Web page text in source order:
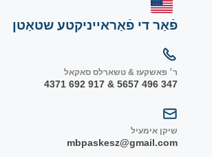
פֿאַר די פֿאַראייניקטע שטאַטן
ר׳ פאשקעז & טשארלס סאקאל
347 496 5657 & 917 692 4371
שיקן אימעיל
mbpaskesz@gmail.com